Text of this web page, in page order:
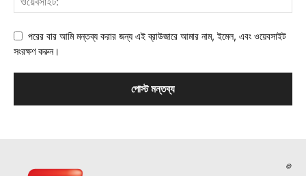
পরের বার আমি মন্তব্য করার জন্য এই ব্রাউজারে আমার নাম, ইমেল, এবং ওয়েবসাইট
সংরক্ষণ করুন।
©